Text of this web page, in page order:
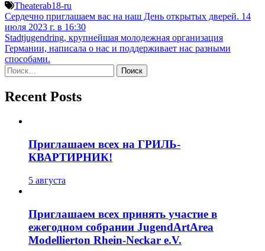
Theaterab18-ru
Навигация
по
записям
Сердечно приглашаем вас на наш День открытых дверей. 14
июля 2023 г. в 16:30
Stadtjugendring, крупнейшая молодежная организация
Германии, написала о нас и поддерживает нас разными
способами.
Найти:
Recent Posts
Приглашаем всех на ГРИЛЬ-
КВАРТИРНИК!
5 августа
Приглашаем всех принять участие в
ежегодном собрании JugendArtArea
Modellierton Rhein-Neckar e.V.